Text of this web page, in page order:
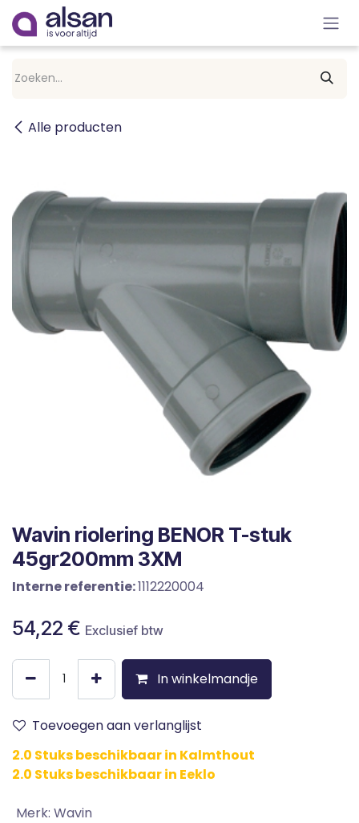
Overslaan naar inhoud
Alle producten
Wavin riolering BENOR T-stuk
45gr200mm 3XM
Interne referentie:1112220004
54,22 € Exclusief btw
In winkelmandje
Toevoegen aan verlanglijst
2.0 Stuks beschikbaar in Kalmthout
2.0 Stuks beschikbaar in Eeklo
Merk: Wavin